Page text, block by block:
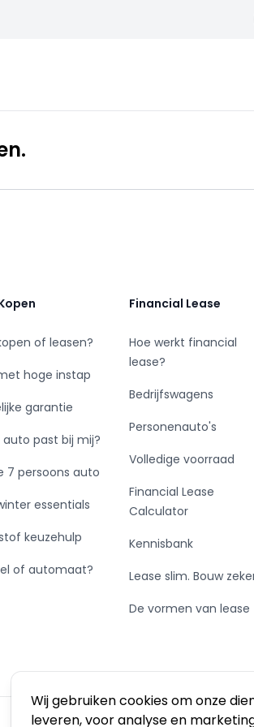
Wij gebruiken cookies om onze
leveren, voor analyse en
of leasen?
hoge instap
garantie
auto past bij mij?
7 persoons auto
essentials
keuzehulp
of automaat?
Financial Lease
Hoe werkt financial
lease?
Bedrijfswagens
Personenauto's
Volledige voorraad
Financial Lease
Calculator
Kennisbank
Lease slim. Bouw
De vormen van lease